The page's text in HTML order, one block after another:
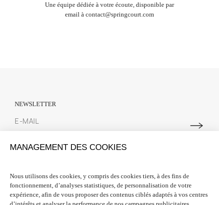
Une équipe dédiée à votre écoute, disponible par
email à contact@springcourt.com
NEWSLETTER
Spring Court. Nous vous offrons 10% de réduction sur votre première
INFORMATIONS 
MANAGEMENT DES COOKIES
Nous utilisons des cookies, y compris des cookies tiers, à des fins de
fonctionnement, d’analyses statistiques, de personnalisation de votre
expérience, afin de vous proposer des contenus ciblés adaptés à vos centres
d’intérêts et analyser la performance de nos campagnes publicitaires.